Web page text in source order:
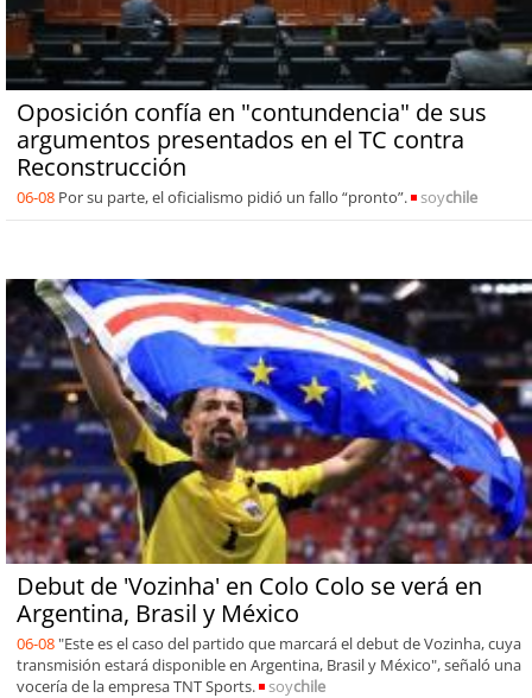
Oposición confía en "contundencia" de sus
argumentos presentados en el TC contra
Reconstrucción
06-08 Por su parte, el oficialismo pidió un fallo “pronto”. soychile
Debut de 'Vozinha' en Colo Colo se verá en
Argentina, Brasil y México
06-08 "Este es el caso del partido que marcará el debut de Vozinha, cuya
transmisión estará disponible en Argentina, Brasil y México", señaló una
vocería de la empresa TNT Sports.
soychile